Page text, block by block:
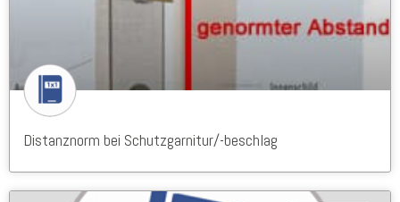
Distanznorm bei Schutzgarnitur/-beschlag